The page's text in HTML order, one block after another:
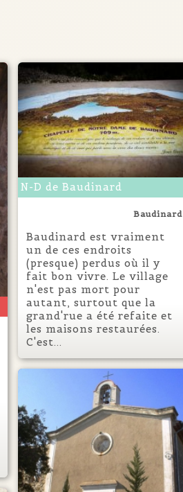
N-D de Baudinard
Baudinard
Baudinard est vraiment
un de ces endroits
(presque) perdus où il y
fait bon vivre. Le village
n'est pas mort pour
autant, surtout que la
grand'rue a été refaite et
les maisons restaurées.
C'est...